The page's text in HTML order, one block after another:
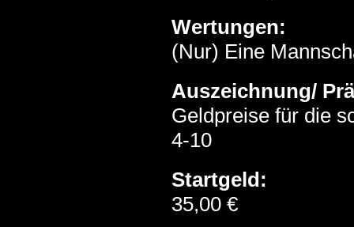
Wertungen:
(Nur) Eine
Auszeichnung/
Geldpreise für die
4-10
Startgeld:
35,00 €